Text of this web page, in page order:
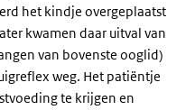
het kindje overgeplaatst
kwamen daar uitval van
van bovenste ooglid)
weg. Het patiëntje
te krijgen en